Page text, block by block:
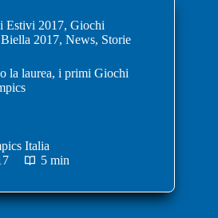
Estivi 2017, Giochi
2017, News, Storie
la laurea, i primi Giochi
Italia
5 min